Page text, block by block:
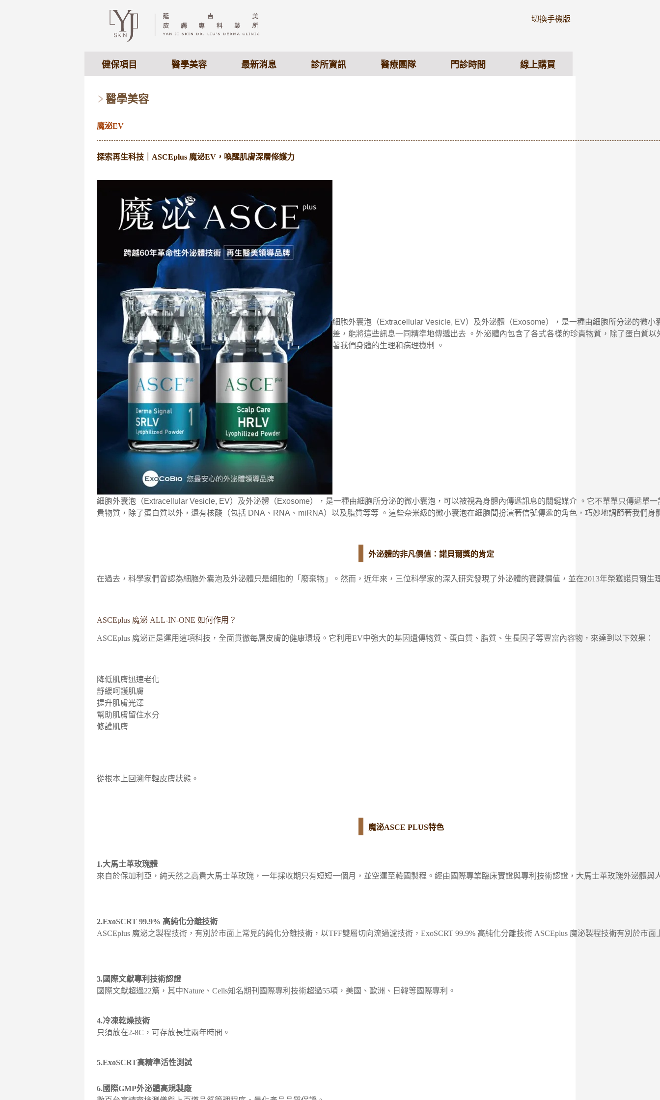
切換手機版
健保項目 醫學美容 最新消息 診所資訊 醫療團隊 門診時間 線上購買
醫學美容
魔泌EV
探索再生科技｜ASCEplus 魔泌EV，喚醒肌膚深層修護力
細胞外囊泡（Extracellular Vesicle, EV）及外泌體（Exosome），是一種由細胞所分泌的微
差，能將這些訊息一同精準地傳遞出去 。外泌體內包含了各式各樣的珍貴物質，除了蛋白質
著我們身體的生理和病理機制 。
細胞外囊泡（Extracellular Vesicle, EV）及外泌體（Exosome），是一種由細胞所分泌的微小囊泡，可以被視為身體內傳遞訊息的關鍵媒介 。它不單單只傳遞
貴物質，除了蛋白質以外，還有核酸（包括 DNA、RNA、miRNA）以及脂質等等 。這些奈米級的微小囊泡在細胞間扮演著信號傳遞的角色，巧妙地調節著我們身
外泌體的非凡價值：諾貝爾獎的肯定
在過去，科學家們曾認為細胞外囊泡及外泌體只是細胞的「廢棄物」。然而，近年來，三位科學家的深入研究發現了外泌體的寶藏價值，並在2013年榮獲諾貝爾生
ASCEplus 魔泌 ALL-IN-ONE 如何作用？
ASCEplus 魔泌正是運用這項科技，全面貫徹每層皮膚的健康環境。它利用EV中強大的基因遺傳物質、蛋白質、脂質、生長因子等豐富內容物，來達到以下效果：
降低肌膚迅速老化
舒緩呵護肌膚
提升肌膚光澤
幫助肌膚留住水分
修護肌膚
從根本上回溯年輕皮膚狀態。
魔泌ASCE PLUS特色
1.大馬士革玫瑰體
來自於保加利亞，純天然之高貴大馬士革玫瑰，一年採收期只有短短一個月，並空運至韓國製程。經由國際專業臨床實證與專利技術認證，大馬士革玫瑰外泌體
2.ExoSCRT 99.9% 高純化分離技術
ASCEplus 魔泌之製程技術，有別於市面上常見的純化分離技術，以TFF雙層切向流過濾技術，ExoSCRT 99.9% 高純化分離技術 ASCEplus 魔泌製程技術有別於市
3.國際文獻專利技術認證
國際文獻超過22篇，其中Nature、Cells知名期刊國際專利技術超過55項，美國、歐洲、日韓等國際專利。
4.冷凍乾燥技術
只須放在2-8C，可存放長達兩年時間。
5.ExoSCRT高精準活性測試
6.國際GMP外泌體高規製廠